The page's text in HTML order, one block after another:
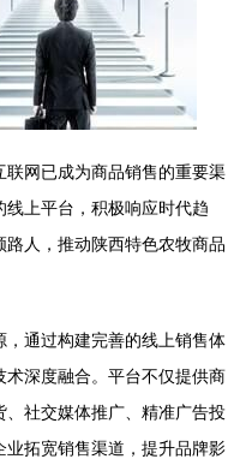
网已成为商品销售的重要渠
上平台，积极响应时代趋
人，推动陕西特色农牧商品
，通过构建完善的线上销售体
深度融合。平台不仅提供商
社交媒体推广、精准广告投
拓宽销售渠道，提升品牌影